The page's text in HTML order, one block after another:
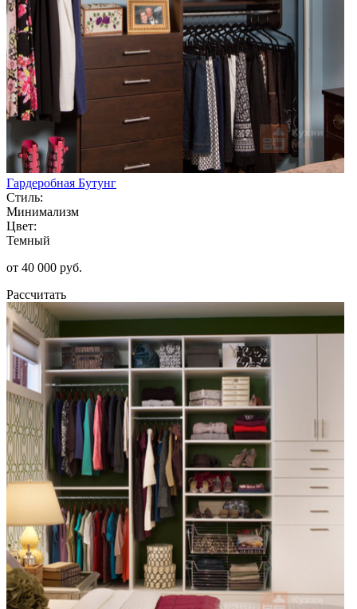
Гардеробная Бутунг
Стиль:
Минимализм
Цвет:
Темный
от 40 000 руб.
Рассчитать